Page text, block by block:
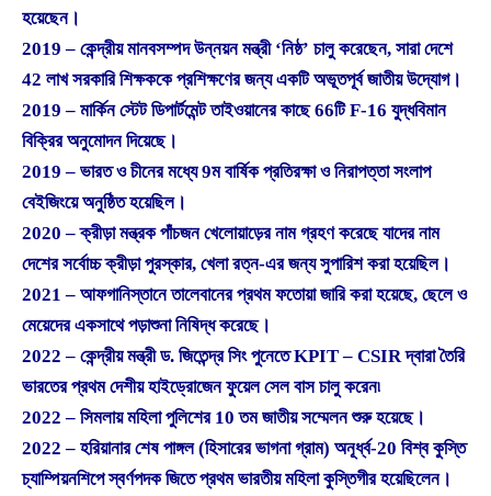
হয়েছেন।
2019 – কেন্দ্রীয় মানবসম্পদ উন্নয়ন মন্ত্রী ‘নিষ্ঠ’ চালু করেছেন, সারা দেশে
42 লাখ সরকারি শিক্ষককে প্রশিক্ষণের জন্য একটি অভূতপূর্ব জাতীয় উদ্যোগ।
2019 – মার্কিন স্টেট ডিপার্টমেন্ট তাইওয়ানের কাছে 66টি F-16 যুদ্ধবিমান
বিক্রির অনুমোদন দিয়েছে।
2019 – ভারত ও চীনের মধ্যে 9ম বার্ষিক প্রতিরক্ষা ও নিরাপত্তা সংলাপ
বেইজিংয়ে অনুষ্ঠিত হয়েছিল।
2020 – ক্রীড়া মন্ত্রক পাঁচজন খেলোয়াড়ের নাম গ্রহণ করেছে যাদের নাম
দেশের সর্বোচ্চ ক্রীড়া পুরস্কার, খেলা রত্ন-এর জন্য সুপারিশ করা হয়েছিল।
2021 – আফগানিস্তানে তালেবানের প্রথম ফতোয়া জারি করা হয়েছে, ছেলে ও
মেয়েদের একসাথে পড়াশুনা নিষিদ্ধ করেছে।
2022 – কেন্দ্রীয় মন্ত্রী ড. জিতেন্দ্র সিং পুনেতে KPIT – CSIR দ্বারা তৈরি
ভারতের প্রথম দেশীয় হাইড্রোজেন ফুয়েল সেল বাস চালু করেন৷
2022 – সিমলায় মহিলা পুলিশের 10 তম জাতীয় সম্মেলন শুরু হয়েছে।
2022 – হরিয়ানার শেষ পাঙ্গল (হিসারের ভাগনা গ্রাম) অনূর্ধ্ব-20 বিশ্ব কুস্তি
চ্যাম্পিয়নশিপে স্বর্ণপদক জিতে প্রথম ভারতীয় মহিলা কুস্তিগীর হয়েছিলেন।